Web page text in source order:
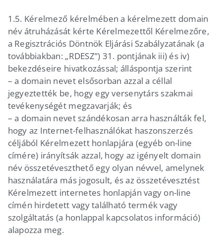
1.5. Kérelmező kérelmében a kérelmezett domain
név átruházását kérte Kérelmezettől Kérelmezőre,
a Regisztrációs Döntnök Eljárási Szabályzatának (a
továbbiakban: „RDESZ”) 31. pontjának iii) és iv)
bekezdéseire hivatkozással; álláspontja szerint
– a domain nevet elsősorban azzal a céllal
jegyeztették be, hogy egy versenytárs szakmai
tevékenységét megzavarják; és
– a domain nevet szándékosan arra használták fel,
hogy az Internet-felhasználókat haszonszerzés
céljából Kérelmezett honlapjára (egyéb on-line
címére) irányítsák azzal, hogy az igényelt domain
név összetéveszthető egy olyan névvel, amelynek
használatára más jogosult, és az összetévesztést
Kérelmezett internetes honlapján vagy on-line
címén hirdetett vagy található termék vagy
szolgáltatás (a honlappal kapcsolatos információ)
alapozza meg.